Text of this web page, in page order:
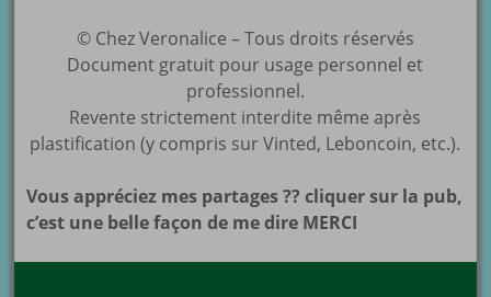
© Chez Veronalice – Tous droits réservés
Document gratuit pour usage personnel et
professionnel.
Revente strictement interdite même après
plastification (y compris sur Vinted, Leboncoin, etc.).
Vous appréciez mes partages ?? cliquer sur la pub,
c’est une belle façon de me dire MERCI